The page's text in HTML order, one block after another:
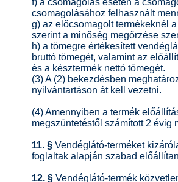
f) a csomagolás esetén a
csomagolásához felhasznált
g) az előcsomagolt termékeknél
szerint a minőség megőrzése
h) a tömegre értékesített
bruttó tömegét, valamint az
és a késztermék nettó tömegét.
(3) A (2) bekezdésben
nyilvántartáson át kell vezetni.
(4) Amennyiben a termék
megszüntetéstől számított 2 évig
11. § Vendéglátó-terméket
foglaltak alapján szabad
12. § Vendéglátó-termék